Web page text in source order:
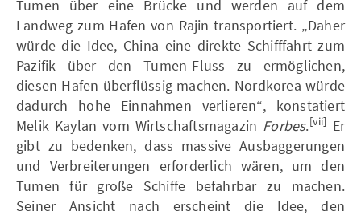
Tumen über eine Brücke und werden auf dem
Landweg zum Hafen von Rajin transportiert. „Daher
würde die Idee, China eine direkte Schifffahrt zum
Pazifik über den Tumen-Fluss zu ermöglichen,
diesen Hafen überflüssig machen. Nordkorea würde
dadurch hohe Einnahmen verlieren“, konstatiert
Melik Kaylan vom Wirtschaftsmagazin Forbes.[vii] Er
gibt zu bedenken, dass massive Ausbaggerungen
und Verbreiterungen erforderlich wären, um den
Tumen für große Schiffe befahrbar zu machen.
Seiner Ansicht nach erscheint die Idee, den